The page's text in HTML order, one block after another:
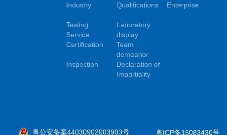
Industry
Testing
Service
Certification
Inspection
Qualifications
Laboratory
display
Team
demeanor
Declaration of
Impartiality
Enterprise
粤ICP备15083430号
粤公安备案44030902003903号